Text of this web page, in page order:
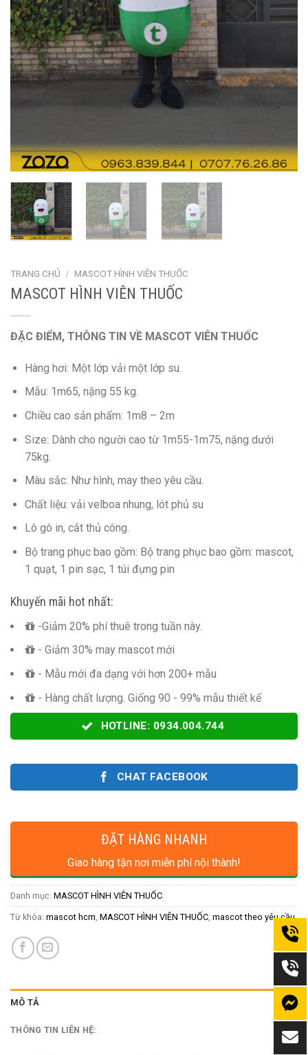
TRANG CHỦ / MASCOT HÌNH VIÊN THUỐC
MASCOT HÌNH VIÊN THUỐC
ĐẶC ĐIỂM, THÔNG TIN VỀ MASCOT VIÊN THUỐC
Hàng hơi: Một lớp vải một lớp su.
Mẫu: 1m65, nặng 55 kg.
Chiều cao sản phẩm: 1m8 – 2m
Size: Dành cho người cao từ 1m55-1m75, nặng dưới
75kg.
Màu sắc: Như hình, may theo yêu cầu.
Chất liệu: vải velboa nhung, lót phủ su
Lô gô in, cắt thủ công.
Bộ trang phục bao gồm: Bộ trang phục bao gồm: mascot,
1 quạt, 1 pin sạc, 1 túi đựng pin
Khuyến mãi hot nhất:
-Giảm 20% phí thuê trong tuần này.
- Giảm 30% may mascot mới
- Mẫu mới đa dạng với hơn 200+ mẫu
- Hàng chất lượng. Giống 90 - 99% mẫu thiết kế
HOTLINE: 0934.004.744
CHAT FACEBOOK
ĐẶT HÀNG NHANH
Giao hàng tận nơi miễn phí nội thành!
Danh mục: MASCOT HÌNH VIÊN THUỐC
Từ khóa: mascot hcm, MASCOT HÌNH VIÊN THUỐC, mascot theo yêu cầu
MÔ TẢ
THÔNG TIN LIÊN HỆ: